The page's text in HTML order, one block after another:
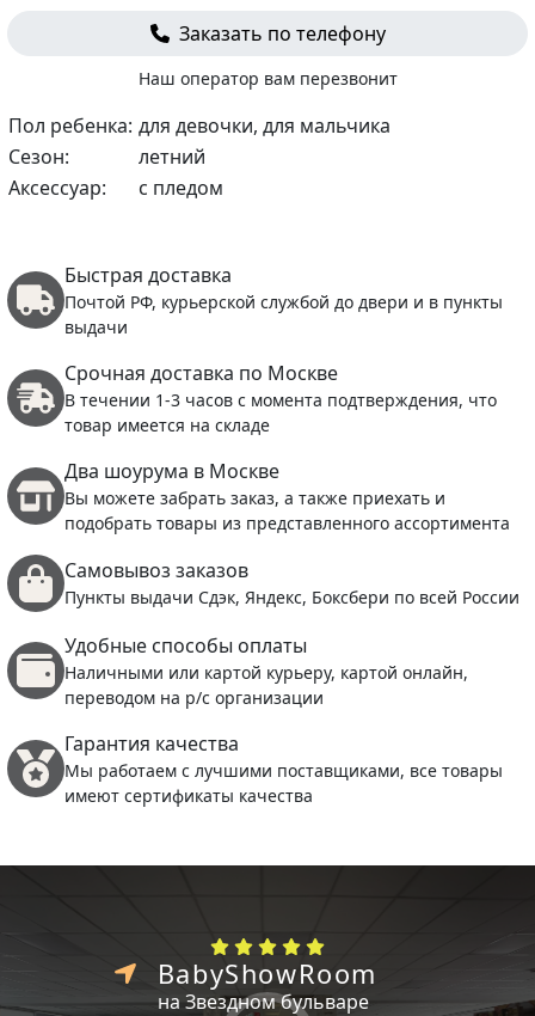
Заказать по телефону
Наш оператор вам перезвонит
Пол ребенка: для девочки, для мальчика
Сезон:
летний
Аксессуар:
с пледом
Быстрая доставка
Почтой РФ, курьерской службой до двери и в пункты
выдачи
Срочная доставка по Москве
В течении 1-3 часов с момента подтверждения, что
товар имеется на складе
Два шоурума в Москве
Вы можете забрать заказ, а также приехать и
подобрать товары из представленного ассортимента
Самовывоз заказов
Пункты выдачи Сдэк, Яндекс, Боксбери по всей России
Удобные способы оплаты
Наличными или картой курьеру, картой онлайн,
переводом на р/с организации
Гарантия качества
Мы работаем с лучшими поставщиками, все товары
имеют сертификаты качества
BabyShowRoom
на Звездном бульваре